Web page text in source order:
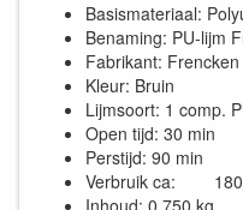
Basismateriaal:
Benaming: PU-lijm
Fabrikant: Frencken
Kleur: Bruin
Lijmsoort: 1 comp.
Open tijd: 30 min
Perstijd: 90 min
Verbruik ca: 180
Inhoud: 0,750 kg